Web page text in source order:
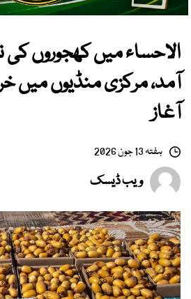
الاحساء میں کھجوروں
آمد، مرکزی منڈیوں میں
آغاز
ہفتہ 13 جون 2026
ویب ڈیسک